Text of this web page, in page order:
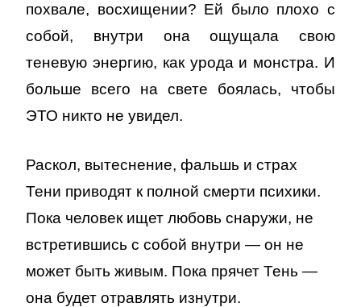
похвале, восхищении? Ей было плохо с
собой, внутри она ощущала свою
теневую энергию, как урода и монстра. И
больше всего на свете боялась, чтобы
ЭТО никто не увидел.
Раскол, вытеснение, фальшь и страх
Тени приводят к полной смерти психики.
Пока человек ищет любовь снаружи, не
встретившись с собой внутри — он не
может быть живым. Пока прячет Тень —
она будет отравлять изнутри.